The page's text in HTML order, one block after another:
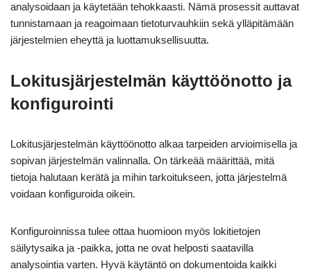
analysoidaan ja käytetään tehokkaasti. Nämä prosessit auttavat
tunnistamaan ja reagoimaan tietoturvauhkiin sekä ylläpitämään
järjestelmien eheyttä ja luottamuksellisuutta.
Lokitusjärjestelmän käyttöönotto ja
konfigurointi
Lokitusjärjestelmän käyttöönotto alkaa tarpeiden arvioimisella ja
sopivan järjestelmän valinnalla. On tärkeää määrittää, mitä
tietoja halutaan kerätä ja mihin tarkoitukseen, jotta järjestelmä
voidaan konfiguroida oikein.
Konfiguroinnissa tulee ottaa huomioon myös lokitietojen
säilytysaika ja -paikka, jotta ne ovat helposti saatavilla
analysointia varten. Hyvä käytäntö on dokumentoida kaikki